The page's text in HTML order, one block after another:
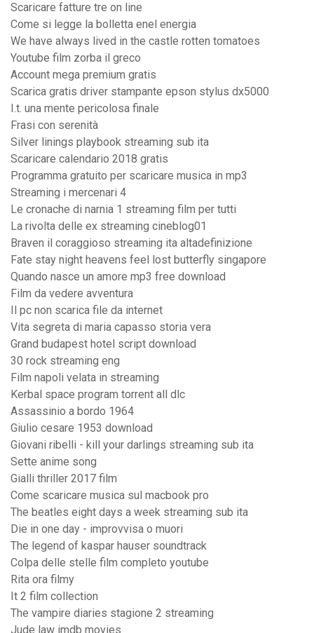
Scaricare fatture tre on line
Come si legge la bolletta enel energia
We have always lived in the castle rotten tomatoes
Youtube film zorba il greco
Account mega premium gratis
Scarica gratis driver stampante epson stylus dx5000
I.t. una mente pericolosa finale
Frasi con serenità
Silver linings playbook streaming sub ita
Scaricare calendario 2018 gratis
Programma gratuito per scaricare musica in mp3
Streaming i mercenari 4
Le cronache di narnia 1 streaming film per tutti
La rivolta delle ex streaming cineblog01
Braven il coraggioso streaming ita altadefinizione
Fate stay night heavens feel lost butterfly singapore
Quando nasce un amore mp3 free download
Film da vedere avventura
Il pc non scarica file da internet
Vita segreta di maria capasso storia vera
Grand budapest hotel script download
30 rock streaming eng
Film napoli velata in streaming
Kerbal space program torrent all dlc
Assassinio a bordo 1964
Giulio cesare 1953 download
Giovani ribelli - kill your darlings streaming sub ita
Sette anime song
Gialli thriller 2017 film
Come scaricare musica sul macbook pro
The beatles eight days a week streaming sub ita
Die in one day - improvvisa o muori
The legend of kaspar hauser soundtrack
Colpa delle stelle film completo youtube
Rita ora filmy
It 2 film collection
The vampire diaries stagione 2 streaming
Jude law imdb movies